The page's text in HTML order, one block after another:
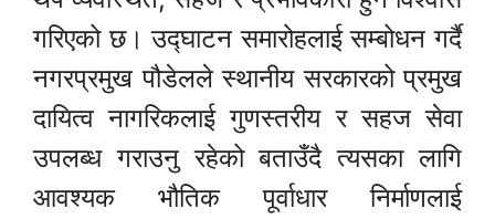
गरिएको छ। उद्घाटन समारोहलाई सम्बोधन गर्दै
नगरप्रमुख पौडेलले स्थानीय सरकारको प्रमुख
दायित्व नागरिकलाई गुणस्तरीय र सहज सेवा
उपलब्ध गराउनु रहेको बताउँदै त्यसका लागि
आवश्यक भौतिक पूर्वाधार निर्माणलाई